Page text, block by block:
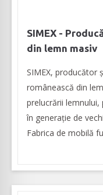
SIMEX -
din lemn masiv
SIMEX, producător
românească din
prelucrării
în generație de
Fabrica de mobilă